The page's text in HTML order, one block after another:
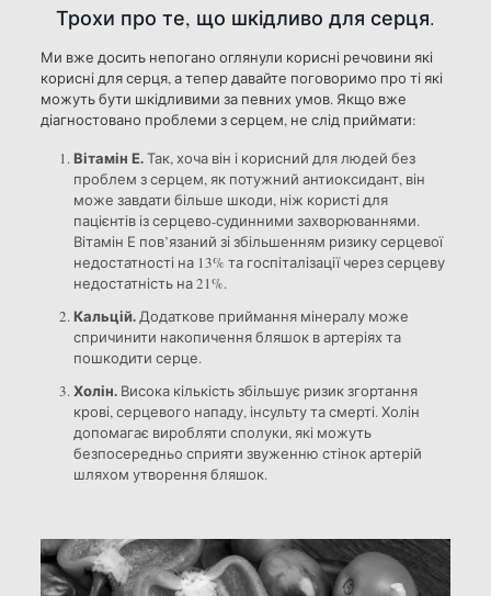
Трохи про те, що шкідливо для серця.
Ми вже досить непогано оглянули корисні речовини які
корисні для серця, а тепер давайте поговоримо про ті які
можуть бути шкідливими за певних умов. Якщо вже
діагностовано проблеми з серцем, не слід приймати:
Вітамін Е.Так, хоча він і корисний для людей без
проблем з серцем, як потужний антиоксидант, він
може завдати більше шкоди, ніж користі для
пацієнтів із серцево-судинними захворюваннями.
Вітамін Е пов’язаний зі збільшенням ризику серцевої
недостатності на 13% та госпіталізації через серцеву
недостатність на 21%.
Кальцій.Додаткове приймання мінералу може
спричинити накопичення бляшок в артеріях та
пошкодити серце.
Холін.Висока кількість збільшує ризик згортання
крові, серцевого нападу, інсульту та смерті. Холін
допомагає виробляти сполуки, які можуть
безпосередньо сприяти звуженню стінок артерій
шляхом утворення бляшок.